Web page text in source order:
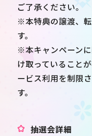
ご了承ください。
※本特典の譲渡、
す。
※本キャンペーン
け取っていること
ービス利用を制限
す。
抽選会詳細